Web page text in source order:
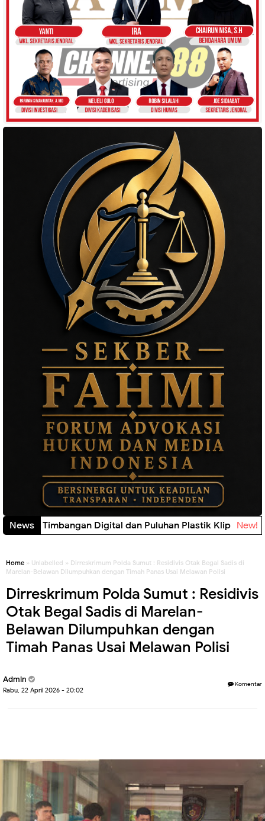
NewsSita Timbangan Digital dan Puluhan Plastik Klip New!
Home » Unlabelled » Dirreskrimum Polda Sumut : Residivis Otak Begal Sadis di
Marelan-Belawan Dilumpuhkan dengan Timah Panas Usai Melawan Polisi
Dirreskrimum Polda Sumut : Residivis
Otak Begal Sadis di Marelan-
Belawan Dilumpuhkan dengan
Timah Panas Usai Melawan Polisi
Admin
Rabu, 22 April 2026 - 20:02
Komentar